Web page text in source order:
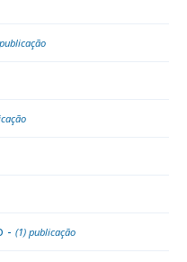
- (1) publicação